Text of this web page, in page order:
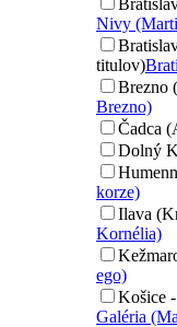
Nivy
titulov)
Brezno
Brezno)
Čadca
Dolný
korze)
Ilava
Kornélia)
ego)
Košice
Galéria